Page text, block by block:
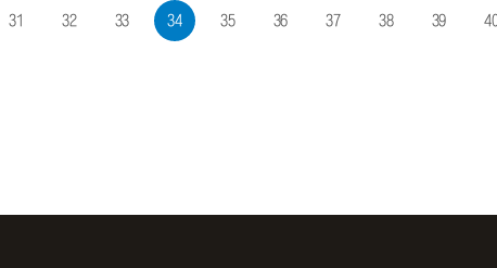
31 32 33 34 35 36 37 38 39